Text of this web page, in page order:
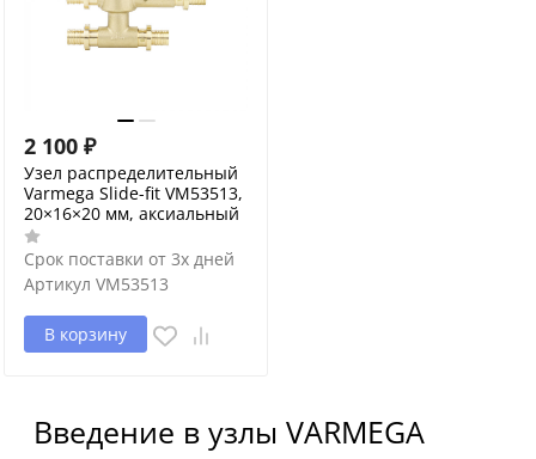
2 100 ₽
Узел распределительный
Varmega Slide-fit VM53513,
20×16×20 мм, аксиальный
Срок поставки от 3х дней
Артикул VM53513
В корзину
Введение в узлы VARMEGA